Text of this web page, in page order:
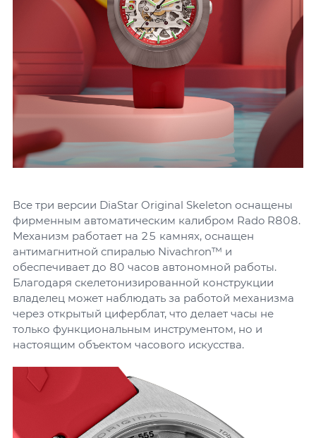
Все три версии DiaStar Original Skeleton оснащены
фирменным автоматическим калибром Rado R808.
Механизм работает на 25 камнях, оснащен
антимагнитной спиралью Nivachron™ и
обеспечивает до 80 часов автономной работы.
Благодаря скелетонизированной конструкции
владелец может наблюдать за работой механизма
через открытый циферблат, что делает часы не
только функциональным инструментом, но и
настоящим объектом часового искусства.